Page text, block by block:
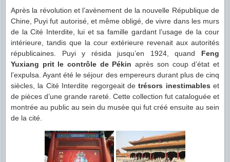
Après la révolution et l’avènement de la nouvelle République de
Chine, Puyi fut autorisé, et même obligé, de vivre dans les murs
de la Cité Interdite, lui et sa famille gardant l’usage de la cour
intérieure, tandis que la cour extérieure revenait aux autorités
républicaines. Puyi y résida jusqu’en 1924, quand Feng
Yuxiang prit le contrôle de Pékin après son coup d’état et
l’expulsa. Ayant été le séjour des empereurs durant plus de cinq
siècles, la Cité Interdite regorgeait detrésors inestimables et
de pièces d’une grande rareté. Cette collection fut cataloguée et
montrée au public au sein du musée qui fut créé ensuite au sein
de la cité.